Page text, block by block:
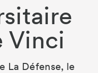
Vinci
La Défense, le